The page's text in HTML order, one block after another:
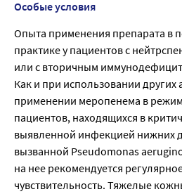
Особые условия
Опыта применения препарата в
практике у пациентов с
или с вторичным
Как и при использовании других
применении меропенема в
пациентов, находящихся в
выявленной инфекцией нижних
вызванной Pseudomonas
на нее рекомендуется
чувствительность. Тяжелые